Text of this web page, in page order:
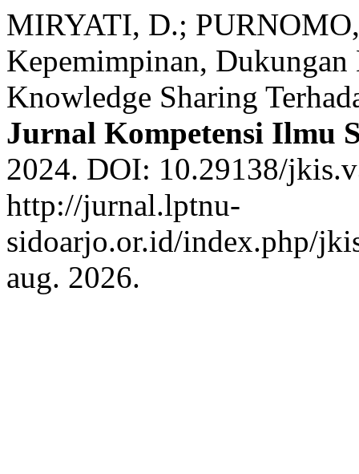
MIRYATI, D.;
Kepemimpinan, Dukungan
Knowledge Sharing
Jurnal Kompetensi Ilmu
2024. DOI: 10.29138/
http://jurnal.lptnu-
sidoarjo.or.id/index.php/
aug. 2026.